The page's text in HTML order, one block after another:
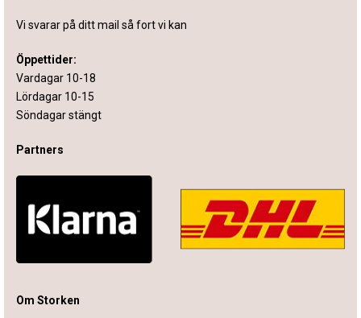
Vi svarar på ditt mail så fort vi kan
Öppettider:
Vardagar 10-18
Lördagar 10-15
Söndagar stängt
Partners
Om Storken